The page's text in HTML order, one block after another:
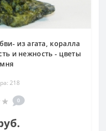
из агата, коралла
и нежность - цветы
218
0